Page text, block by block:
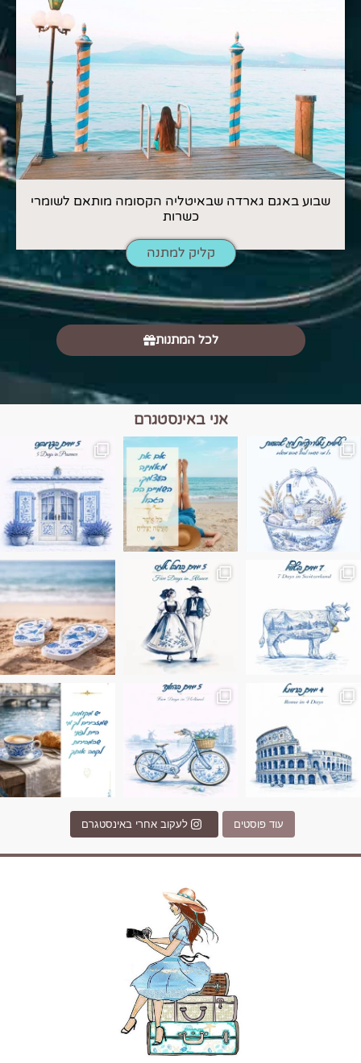
שבוע באגם גארדה שבאיטליה הקסומה מותאם לשומרי
כשרות
קליק למתנה
לכל המתנות
אני באינסטגרם
הם הגבול 💙🩵
בחבל אלזס צרפת
בחופשה שבו הכל נהיה פשוט יותר. החול, הי
Instagram post
Instagram post 17994326828955248
עוד פוסטים לעקוב אחרי באינסטגרם